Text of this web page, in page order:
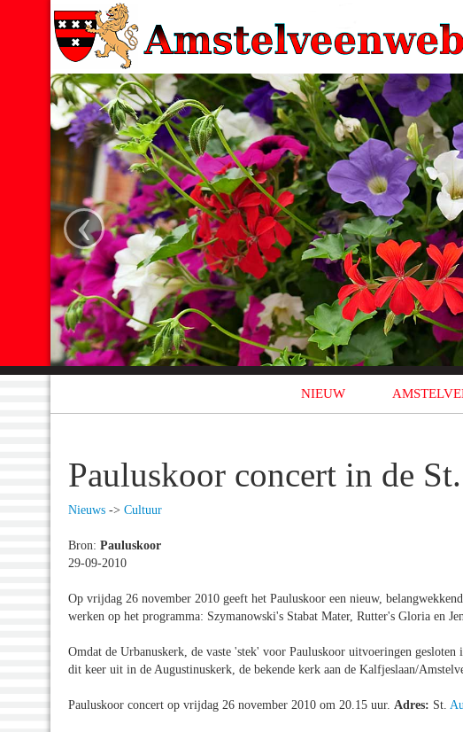
‹
NIEUW
Pauluskoor concert in de
Nieuws -> Cultuur
Bron: Pauluskoor
29-09-2010
Op vrijdag 26 november 2010 geeft het Pauluskoor een nieuw,
werken op het programma: Szymanowski's Stabat Mater, Rutter's Gloria en
Omdat de Urbanuskerk, de vaste 'stek' voor Pauluskoor uitvoeringen
dit keer uit in de Augustinuskerk, de bekende kerk aan de Kalfjeslaan/
Pauluskoor concert op vrijdag 26 november 2010 om 20.15 uur. Adres: St.